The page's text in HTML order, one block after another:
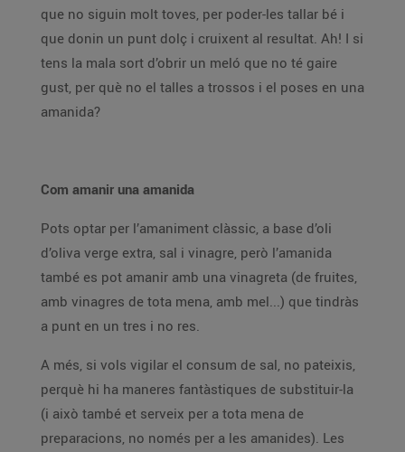
que no siguin molt toves, per poder-les tallar bé i
que donin un punt dolç i cruixent al resultat. Ah! I si
tens la mala sort d’obrir un meló que no té gaire
gust, per què no el talles a trossos i el poses en una
amanida?
Com amanir una amanida
Pots optar per l’amaniment clàssic, a base d’oli
d’oliva verge extra, sal i vinagre, però l’amanida
també es pot amanir amb una vinagreta (de fruites,
amb vinagres de tota mena, amb mel...) que tindràs
a punt en un tres i no res.
A més, si vols vigilar el consum de sal, no pateixis,
perquè hi ha maneres fantàstiques de substituir-la
(i això també et serveix per a tota mena de
preparacions, no només per a les amanides). Les